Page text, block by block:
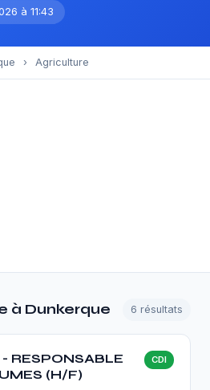
à 11:43
› Agriculture
à Dunkerque 6 résultats
RESPONSABLE
(H/F)
CDI